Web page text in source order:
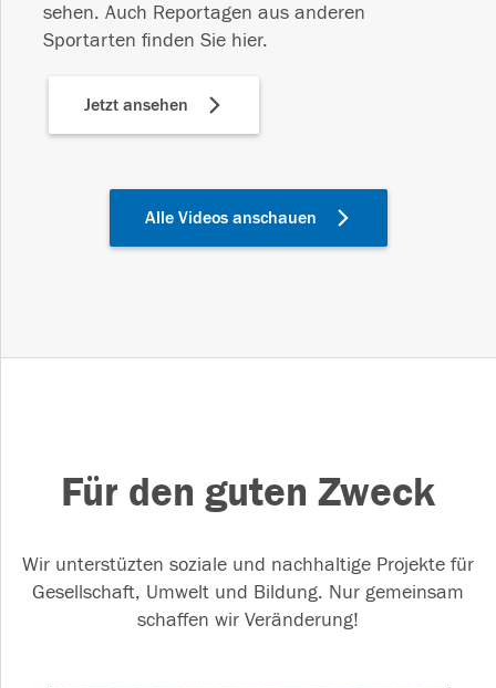
sehen. Auch Reportagen aus anderen
Sportarten finden Sie hier.
Jetzt ansehen
Alle Videos anschauen
Für den guten Zweck
Wir unterstüzten soziale und nachhaltige Projekte für
Gesellschaft, Umwelt und Bildung. Nur gemeinsam
schaffen wir Veränderung!